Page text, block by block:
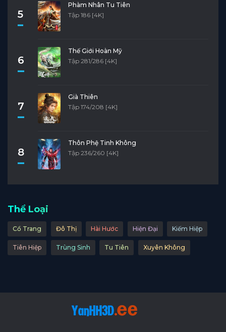
5
Phàm Nhân Tu Tiên
Tập 186 [4K]
6
Thế Giới Hoàn Mỹ
Tập 281/286 [4K]
7
Già Thiên
Tập 174/208 [4K]
8
Thôn Phệ Tinh Không
Tập 236/260 [4K]
Thể Loại
Cổ Trang Đô Thị Hài Hước Hiện Đại Kiếm Hiệp
Tiên Hiệp Trùng Sinh Tu Tiên Xuyên Không